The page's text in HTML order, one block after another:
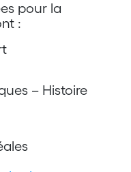
pour la
:
– Histoire